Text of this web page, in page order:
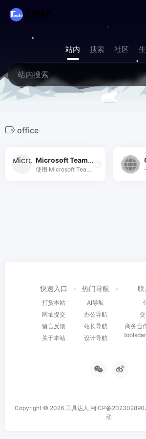
站内 搜索 社区
office
Microsoft Teams 视频会议
使用 Microsoft Teams 随时随地安全地举行会议、协作和办公。
快速入口
打赏本站
网址提交
留言反馈
关于本站
热门导航
AI导航
办公导航
站长导航
设计导航
联
商务合
Copyright © 2026 工具达人 湘ICP备
动